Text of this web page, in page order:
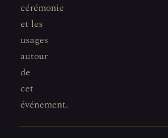
cérémonie
et les
usages
autour
de
cet
événement.